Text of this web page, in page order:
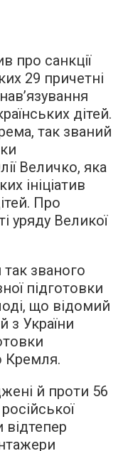
про санкції
29 причетні
дітей.
так званий
Величко, яка
ініціатив
Про
уряду Великої
званого
підготовки
що відомий
з України
Кремля.
й проти 56
відтепер